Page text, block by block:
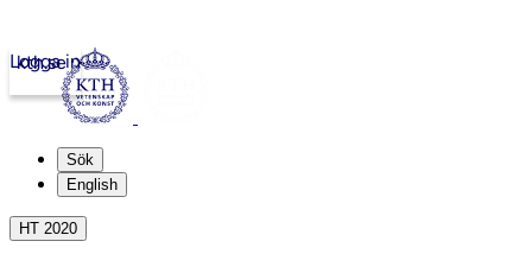
kth.se
Logga in
Sök
English
HT 2020